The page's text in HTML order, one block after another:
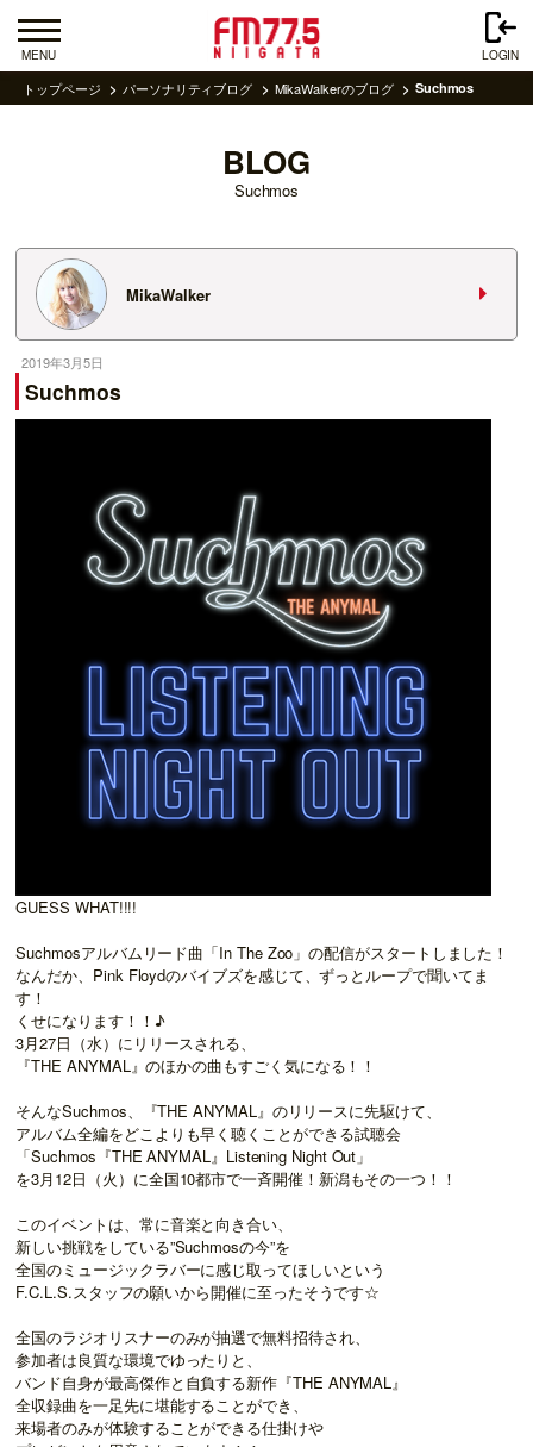
MENU LOGIN
トップページ パーソナリティブログ MikaWalkerのブログ Suchmos
BLOG
Suchmos
MikaWalker
2019年3月5日
Suchmos
GUESS WHAT!!!!
Suchmosアルバムリード曲「In The Zoo 」の配信がスタートしました！
なんだか、Pink Floydのバイブズを感じて、ずっとループで聞いてま
す！
くせになります！！♪
3月27日（水）にリリースされる、
『THE ANYMAL 』のほかの曲もすごく気になる！！
そんなSuchmos、『THE ANYMAL 』のリリースに先駆けて、
アルバム全編をどこよりも早く聴くことができる試聴会
「Suchmos 『THE ANYMAL 』 Listening Night Out 」
を3月12日（火）に全国10都市で一斉開催！新潟もその一つ！！
このイベントは、常に音楽と向き合い、
新しい挑戦をしている”Suchmosの今”を
全国のミュージックラバーに感じ取ってほしいという
F.C.L.S.スタッフの願いから開催に至ったそうです☆
全国のラジオリスナーのみが抽選で無料招待され、
参加者は良質な環境でゆったりと、
バンド自身が最高傑作と自負する新作『THE ANYMAL 』
全収録曲を一足先に堪能することができ、
来場者のみが体験することができる仕掛けや